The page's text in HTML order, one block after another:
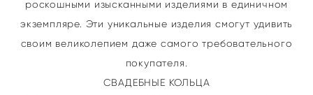
роскошными изысканными изделиями в единичном
экземпляре. Эти уникальные изделия смогут удивить
своим великолепием даже самого требовательного
покупателя.
СВАДЕБНЫЕ КОЛЬЦА